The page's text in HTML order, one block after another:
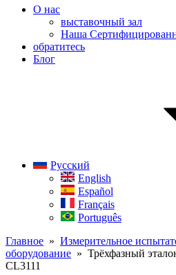
О нас
выставочный зал
Наша
обратитесь
Блог
Русский
English
Español
Français
Português
Главное » Измерительное
оборудование » Трёхфазный
CL3111